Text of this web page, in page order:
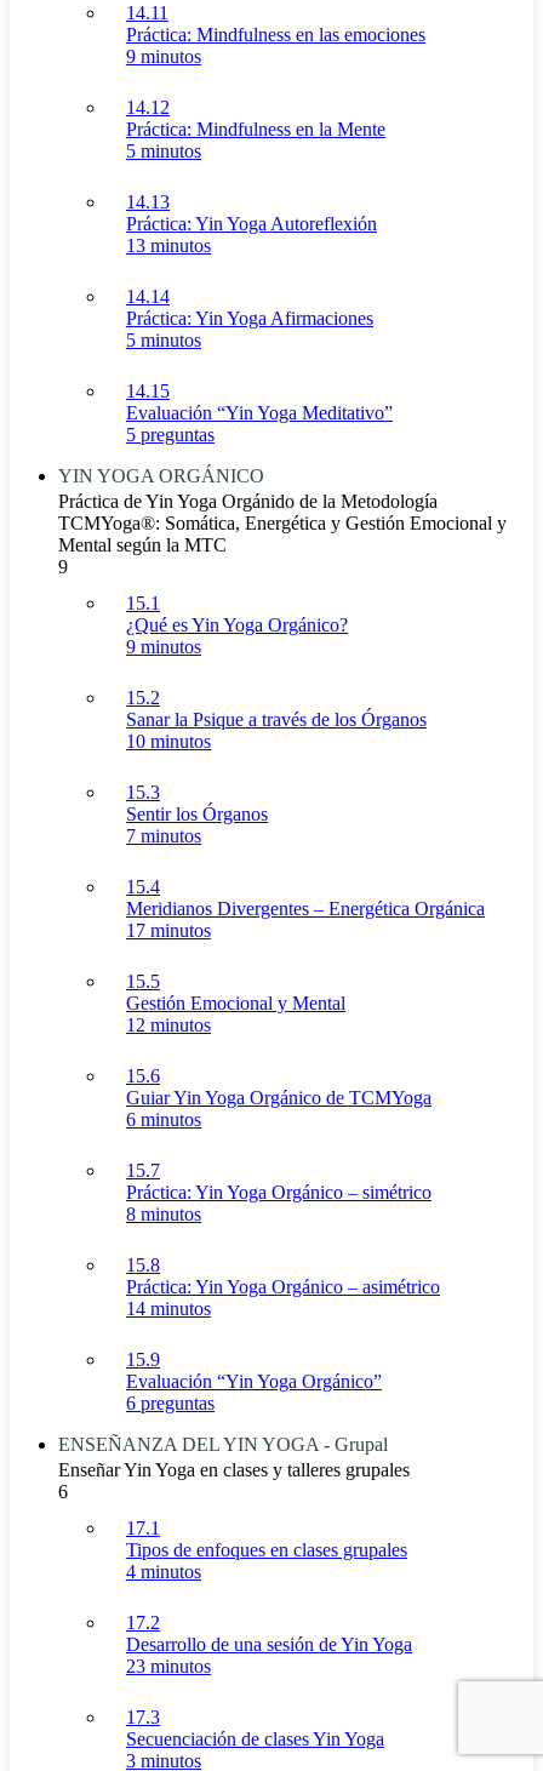
14.11
Práctica: Mindfulness en las emociones
9 minutos
14.12
Práctica: Mindfulness en la Mente
5 minutos
14.13
Práctica: Yin Yoga Autoreflexión
13 minutos
14.14
Práctica: Yin Yoga Afirmaciones
5 minutos
14.15
Evaluación “Yin Yoga Meditativo”
5 preguntas
YIN YOGA ORGÁNICO
Práctica de Yin Yoga Orgánido de la Metodología
TCMYoga®: Somática, Energética y Gestión Emocional y
Mental según la MTC
9
15.1
¿Qué es Yin Yoga Orgánico?
9 minutos
15.2
Sanar la Psique a través de los Órganos
10 minutos
15.3
Sentir los Órganos
7 minutos
15.4
Meridianos Divergentes – Energética Orgánica
17 minutos
15.5
Gestión Emocional y Mental
12 minutos
15.6
Guiar Yin Yoga Orgánico de TCMYoga
6 minutos
15.7
Práctica: Yin Yoga Orgánico – simétrico
8 minutos
15.8
Práctica: Yin Yoga Orgánico – asimétrico
14 minutos
15.9
Evaluación “Yin Yoga Orgánico”
6 preguntas
ENSEÑANZA DEL YIN YOGA - Grupal
Enseñar Yin Yoga en clases y talleres grupales
6
17.1
Tipos de enfoques en clases grupales
4 minutos
17.2
Desarrollo de una sesión de Yin Yoga
23 minutos
17.3
Secuenciación de clases Yin Yoga
3 minutos